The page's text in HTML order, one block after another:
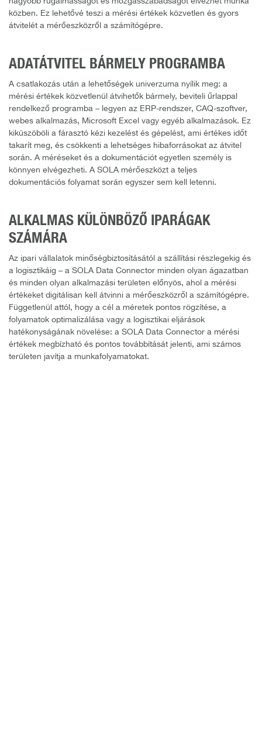
közben. Ez lehetővé teszi a mérési értékek közvetlen és gyors
átvitelét a mérőeszközről a számítógépre.
ADATÁTVITEL BÁRMELY PROGRAMBA
A csatlakozás után a lehetőségek univerzuma nyílik meg: a
mérési értékek közvetlenül átvihetők bármely, beviteli űrlappal
rendelkező programba – legyen az ERP-rendszer, CAQ-szoftver,
webes alkalmazás, Microsoft Excel vagy egyéb alkalmazások. Ez
kiküszöböli a fárasztó kézi kezelést és gépelést, ami értékes időt
takarít meg, és csökkenti a lehetséges hibaforrásokat az átvitel
során. A méréseket és a dokumentációt egyetlen személy is
könnyen elvégezheti. A SOLA mérőeszközt a teljes
dokumentációs folyamat során egyszer sem kell letenni.
ALKALMAS KÜLÖNBÖZŐ IPARÁGAK
SZÁMÁRA
Az ipari vállalatok minőségbiztosításától a szállítási részlegekig és
a logisztikáig – a SOLA Data Connector minden olyan ágazatban
és minden olyan alkalmazási területen előnyös, ahol a mérési
értékeket digitálisan kell átvinni a mérőeszközről a számítógépre.
Függetlenül attól, hogy a cél a méretek pontos rögzítése, a
folyamatok optimalizálása vagy a logisztikai eljárások
hatékonyságának növelése: a SOLA Data Connector a mérési
értékek megbízható és pontos továbbítását jelenti, ami számos
területen javítja a munkafolyamatokat.